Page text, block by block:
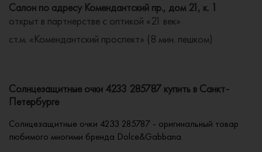
Салон по адресу Комендантский пр., дом 21, к. 1
открыт в партнерстве с оптикой «21 век»
ст.м. «Комендантский проспект» (8 мин. пешком)
Солнцезащитные очки 4233 285787 купить в Санкт-
Петербурге
Солнцезащитные очки 4233 285787 - оригинальный товар
любимого многими бренда Dolce&Gabbana.